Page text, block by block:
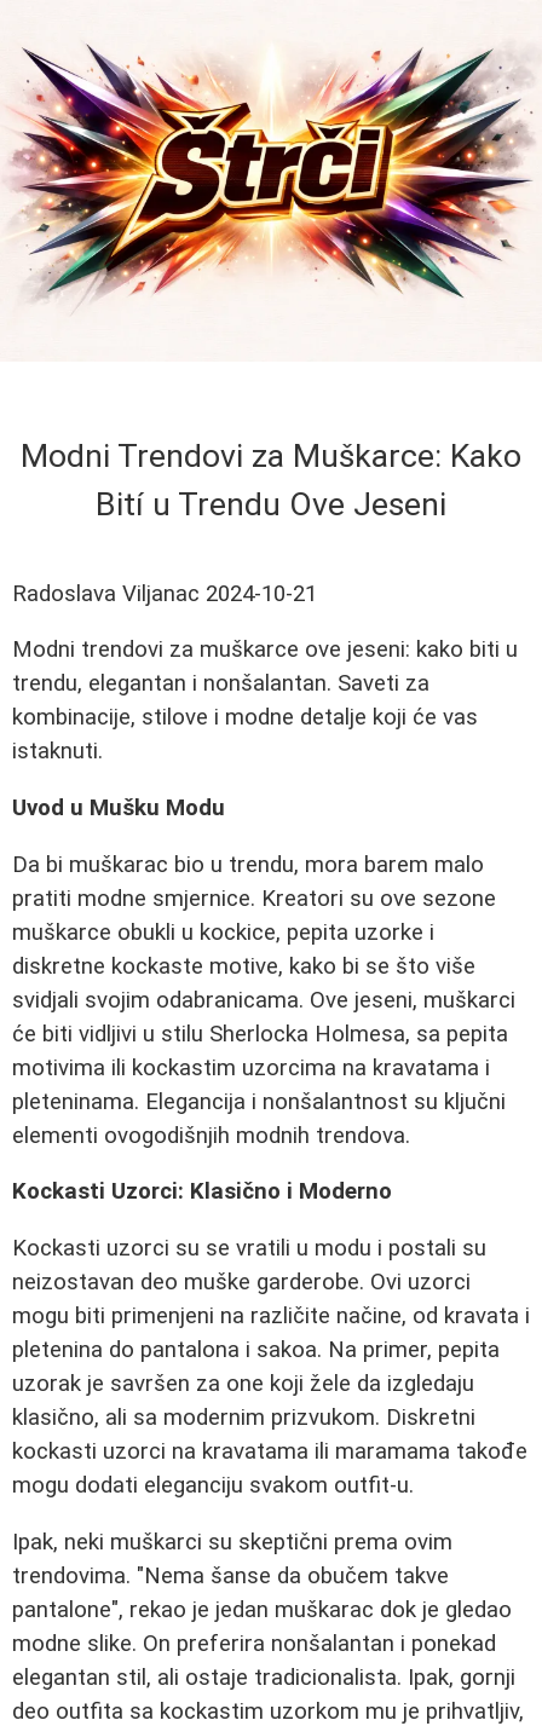
Modni Trendovi za Muškarce: Kako
Bití u Trendu Ove Jeseni
Radoslava Viljanac 2024-10-21
Modni trendovi za muškarce ove jeseni: kako biti u
trendu, elegantan i nonšalantan. Saveti za
kombinacije, stilove i modne detalje koji će vas
istaknuti.
Uvod u Mušku Modu
Da bi muškarac bio u trendu, mora barem malo
pratiti modne smjernice. Kreatori su ove sezone
muškarce obukli u kockice, pepita uzorke i
diskretne kockaste motive, kako bi se što više
svidjali svojim odabranicama. Ove jeseni, muškarci
će biti vidljivi u stilu Sherlocka Holmesa, sa pepita
motivima ili kockastim uzorcima na kravatama i
pleteninama. Elegancija i nonšalantnost su ključni
elementi ovogodišnjih modnih trendova.
Kockasti Uzorci: Klasično i Moderno
Kockasti uzorci su se vratili u modu i postali su
neizostavan deo muške garderobe. Ovi uzorci
mogu biti primenjeni na različite načine, od kravata i
pletenina do pantalona i sakoa. Na primer, pepita
uzorak je savršen za one koji žele da izgledaju
klasično, ali sa modernim prizvukom. Diskretni
kockasti uzorci na kravatama ili maramama takođe
mogu dodati eleganciju svakom outfit-u.
Ipak, neki muškarci su skeptični prema ovim
trendovima. "Nema šanse da obučem takve
pantalone", rekao je jedan muškarac dok je gledao
modne slike. On preferira nonšalantan i ponekad
elegantan stil, ali ostaje tradicionalista. Ipak, gornji
deo outfita sa kockastim uzorkom mu je prihvatljiv,